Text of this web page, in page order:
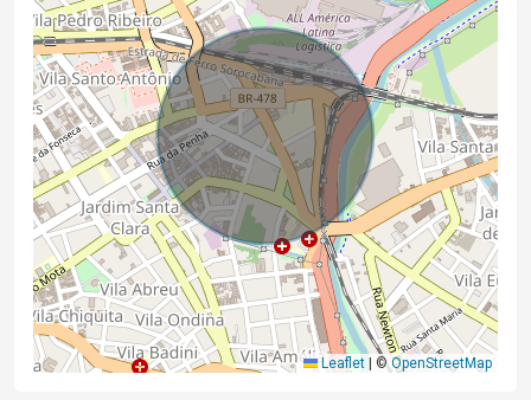
Leaflet ©OpenStreetMap